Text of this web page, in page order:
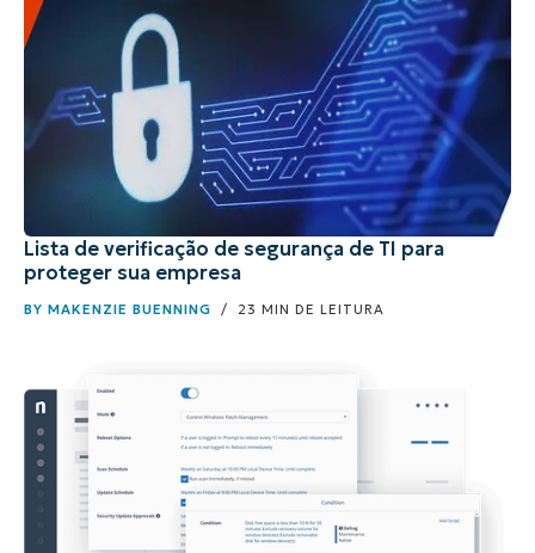
Lista de verificação de segurança de TI para
proteger sua empresa
BY MAKENZIE BUENNING / 23 MIN DE LEITURA